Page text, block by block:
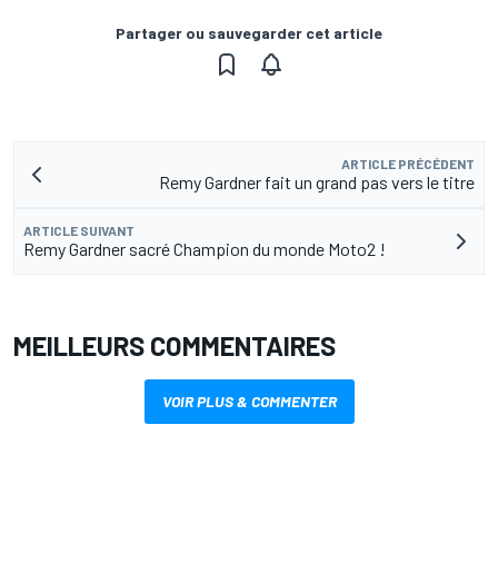
Partager ou sauvegarder cet article
ARTICLE PRÉCÉDENT
Remy Gardner fait un grand pas vers le titre
ARTICLE SUIVANT
Remy Gardner sacré Champion du monde Moto2 !
MEILLEURS COMMENTAIRES
VOIR PLUS & COMMENTER